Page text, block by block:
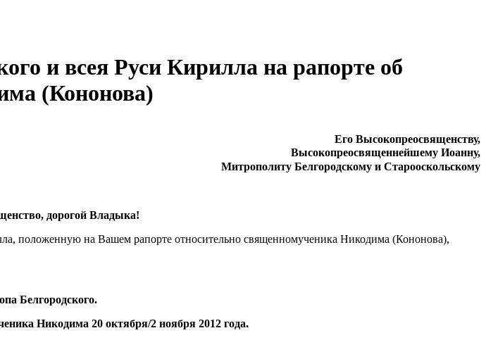
и всея Руси Кирилла на рапорте об
(Кононова)
Его Высокопреосвященству,
Высокопреосвященнейшему Иоанну,
Митрополиту Белгородскому и Старооскольскому
дорогой Владыка!
положенную на Вашем рапорте относительно священномученика Никодима (Кононова),
Белгородского.
Никодима 20 октября/2 ноября 2012 года.